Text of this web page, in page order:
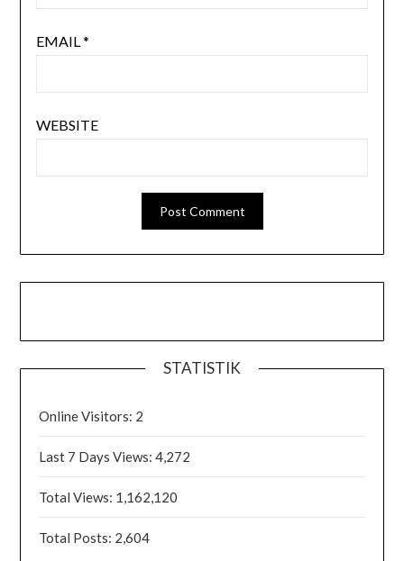
EMAIL*
WEBSITE
STATISTIK
Online Visitors: 2
Last 7 Days Views:4,272
Total Views: 1,162,120
Total Posts: 2,604